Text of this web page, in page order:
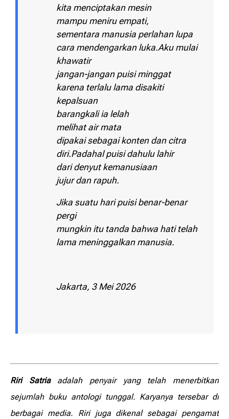
kita menciptakan mesin
mampu meniru empati,
sementara manusia perlahan lupa
cara mendengarkan luka.Aku mulai
khawatir
jangan-jangan puisi minggat
karena terlalu lama disakiti
kepalsuan
barangkali ia lelah
melihat air mata
dipakai sebagai konten dan citra
diri.Padahal puisi dahulu lahir
dari denyut kemanusiaan
jujur dan rapuh.
Jika suatu hari puisi benar-benar
pergi
mungkin itu tanda bahwa hati telah
lama meninggalkan manusia.
Jakarta, 3 Mei 2026
Riri Satria adalah penyair yang telah menerbitkan
sejumlah buku antologi tunggal. Karyanya tersebar di
berbagai media. Riri juga dikenal sebagai pengamat